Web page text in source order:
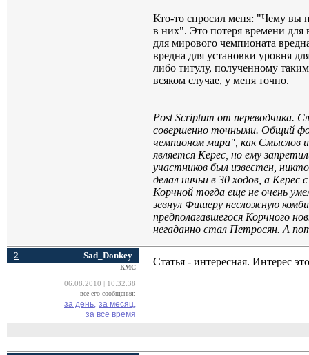
Кто-то спросил меня: "Чему вы
в них". Это потеря времени для
для мирового чемпионата
вредна для установки уровня
либо титулу, полученному
всяком случае, у меня точно.
Post Scriptum от переводчика.
совершенно точными. Общий
чемпионом мира", как Смыслов
является Керес, но ему
участников был известен,
делал ничьи в 30 ходов, а
Корчной тогда еще не очень
зевнул Фишеру несложную
предполагавшегося Корчного
негаданно стал Петросян. А
2 Sad_Donkey
КМС
06.08.2010 | 10:32:38
все его сообщения:
за день, за месяц,
за все время
Статья - интересная. Интерес